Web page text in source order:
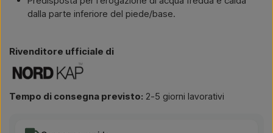
dalla parte inferiore del piede/base.
Rivenditore ufficiale di
Tempo di consegna previsto: 2-5 giorni lavorativi